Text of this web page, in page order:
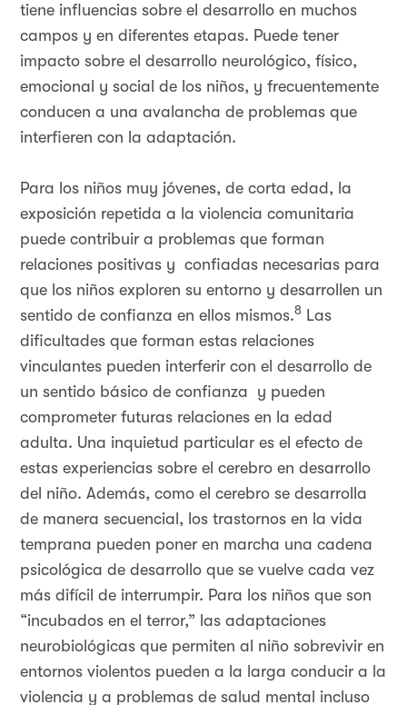
tiene influencias sobre el desarrollo en muchos
campos y en diferentes etapas. Puede tener
impacto sobre el desarrollo neurológico, físico,
emocional y social de los niños, y frecuentemente
conducen a una avalancha de problemas que
interfieren con la adaptación.
Para los niños muy jóvenes, de corta edad, la
exposición repetida a la violencia comunitaria
puede contribuir a problemas que forman
relaciones positivas y confiadas necesarias para
que los niños exploren su entorno y desarrollen un
sentido de confianza en ellos mismos.8 Las
dificultades que forman estas relaciones
vinculantes pueden interferir con el desarrollo de
un sentido básico de confianza y pueden
comprometer futuras relaciones en la edad
adulta. Una inquietud particular es el efecto de
estas experiencias sobre el cerebro en desarrollo
del niño. Además, como el cerebro se desarrolla
de manera secuencial, los trastornos en la vida
temprana pueden poner en marcha una cadena
psicológica de desarrollo que se vuelve cada vez
más difícil de interrumpir. Para los niños que son
“incubados en el terror,” las adaptaciones
neurobiológicas que permiten al niño sobrevivir en
entornos violentos pueden a la larga conducir a la
violencia y a problemas de salud mental incluso